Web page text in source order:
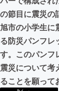
の節目に震災の
旭市の小学生に
る防災パンフレ
す。このパンフ
震災について考
ることを願って